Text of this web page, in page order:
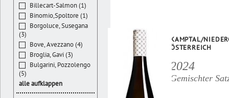
KAMPTAL/
ÖSTERREICH
2024
Gemischter
Billecart-Salmon (1)
Binomio,Spoltore (1)
Borgoluce, Susegana
(3)
Bove, Avezzano (4)
Broglia, Gavi (3)
Bulgarini, Pozzolengo
(5)
alle aufklappen